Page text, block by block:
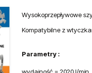
Wysokoprzepływowe
Kompatybilne z
Parametry :
wydajność = 2020 l/min